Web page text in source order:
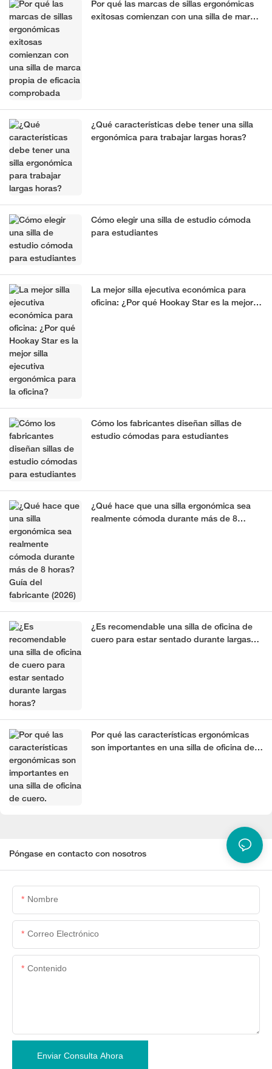
Por qué las marcas de sillas ergonómicas
exitosas comienzan con una silla de marca
¿Qué características debe tener una silla
ergonómica para trabajar largas horas?
Cómo elegir una silla de estudio cómoda
para estudiantes
La mejor silla ejecutiva económica para
oficina: ¿Por qué Hookay Star es la mejor
Cómo los fabricantes diseñan sillas de
estudio cómodas para estudiantes
¿Qué hace que una silla ergonómica sea
realmente cómoda durante más de 8
¿Es recomendable una silla de oficina de
cuero para estar sentado durante largas
Por qué las características ergonómicas
son importantes en una silla de oficina de
Póngase en contacto con nosotros
Nombre
Correo Electrónico
Contenido
Enviar Consulta Ahora